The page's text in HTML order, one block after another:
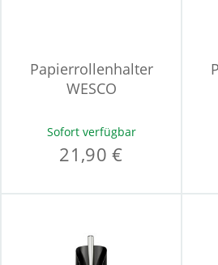
Papierrollenhalter
WESCO
Sofort verfügbar
21,90 €